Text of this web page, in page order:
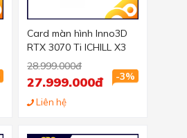
Card màn hình Inno3D
RTX 3070 Ti ICHILL X3
28.999.000đ
-3%
27.999.000đ
Liên hệ